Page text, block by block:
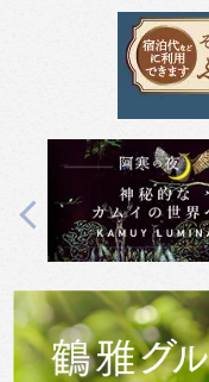
Previous